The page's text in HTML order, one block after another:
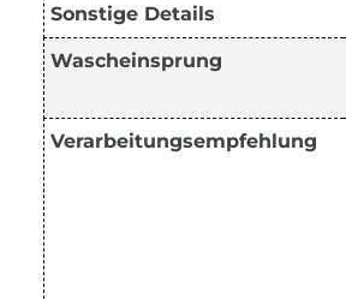
Sonstige Details
Wascheinsprung
Verarbeitungsempfehlung